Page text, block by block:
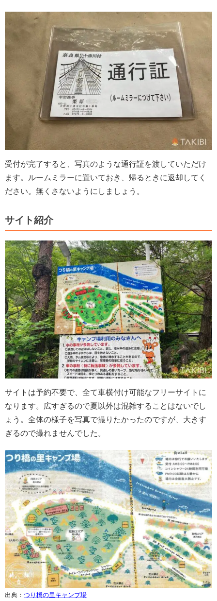
受付が完了すると、写真のような通行証を渡していただけ
ます。ルームミラーに置いておき、帰るときに返却してく
ださい。無くさないようにしましょう。
サイト紹介
サイトは予約不要で、全て車横付け可能なフリーサイトに
なります。広すぎるので夏以外は混雑することはないでし
ょう。全体の様子を写真で撮りたかったのですが、大きす
ぎるので撮れませんでした。
出典： つり橋の里キャンプ場